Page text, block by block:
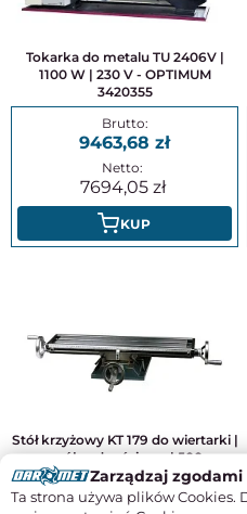
Tokarka do metalu TU 2406V |
1100 W | 230 V - OPTIMUM
3420355
9463,68
7694,05
KUP
Stół krzyżowy KT 179 do wiertarki |
współrzędnościowy | 500 x
180mm - OPTIMUM 3356596
Zarządzaj
Ta strona używa plików